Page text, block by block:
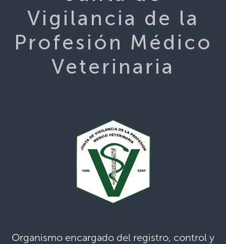
Vigilancia de la
Profesión Médico
Veterinaria
Organismo encargado del registro, control y